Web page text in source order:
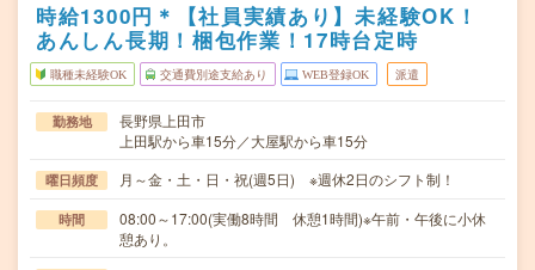
時給1300円＊【社員実績あり】未経験OK！
あんしん長期！梱包作業！17時台定時
職種未経験OK 交通費別途支給あり WEB登録OK 派遣
勤務地
長野県上田市
上田駅から車15分／大屋駅から車15分
曜日頻度 月～金・土・日・祝(週5日) ※週休2日のシフト制！
時間
08:00～17:00(実働8時間 休憩1時間)※午前・午後に小休
憩あり。